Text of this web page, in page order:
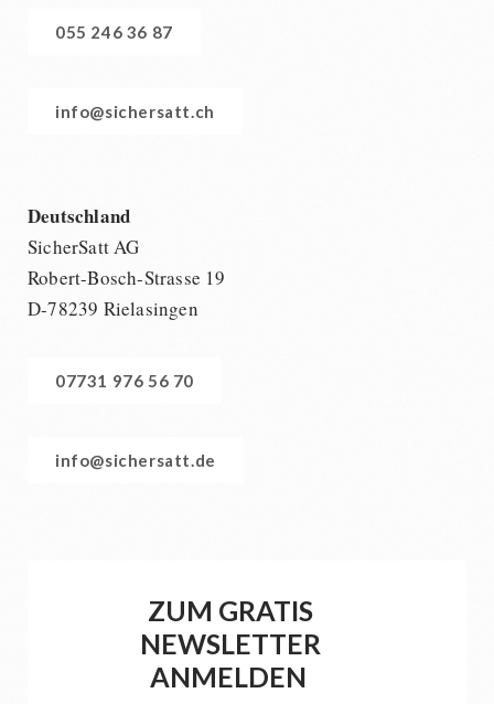
055 246 36 87
info@sichersatt.ch
Deutschland
SicherSatt AG
Robert-Bosch-Strasse 19
D-78239 Rielasingen
07731 976 56 70
info@sichersatt.de
ZUM GRATIS
NEWSLETTER
ANMELDEN